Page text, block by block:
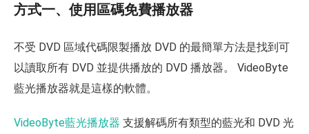
方式一、使用區碼免費播放器
不受 DVD 區域代碼限製播放 DVD 的最簡單方法是找到可
以讀取所有 DVD 並提供播放的 DVD 播放器。 VideoByte
藍光播放器就是這樣的軟體。
VideoByte藍光播放器 支援解碼所有類型的藍光和 DVD 光